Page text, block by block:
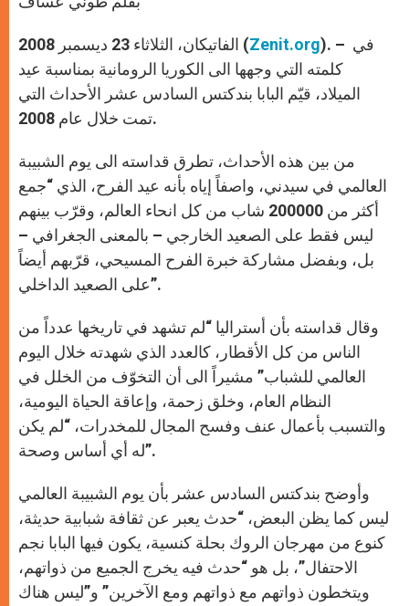
p e k
الفاتيكان، الثلاثاء 23 ديسمبر 2008 (Zenit.org). – في
كلمته التي وجهها الى الكوريا الرومانية بمناسبة عيد
الميلاد، قيّم البابا بندكتس السادس عشر الأحداث التي
تمت خلال عام 2008.
من بين هذه الأحداث، تطرق قداسته الى يوم الشبيبة
العالمي في سيدني، واصفاً إياه بأنه عيد الفرح، الذي “جمع
أكثر من 200000 شاب من كل انحاء العالم، وقرّب بينهم
ليس فقط على الصعيد الخارجي – بالمعنى الجغرافي –
بل، وبفضل مشاركة خبرة الفرح المسيحي، قرّبهم أيضاً
على الصعيد الداخلي”.
وقال قداسته بأن أستراليا “لم تشهد في تاريخها عدداً من
الناس من كل الأقطار، كالعدد الذي شهدته خلال اليوم
العالمي للشباب” مشيراً الى أن التخوّف من الخلل في
النظام العام، وخلق زحمة، وإعاقة الحياة اليومية،
والتسبب بأعمال عنف وفسح المجال للمخدرات، “لم يكن
له أي أساس وصحة”.
وأوضح بندكتس السادس عشر بأن يوم الشبيبة العالمي
ليس كما يظن البعض، “حدث يعبر عن ثقافة شبابية حديثة،
كنوع من مهرجان الروك بحلة كنسية، يكون فيها البابا نجم
الاحتفال”، بل هو “حدث فيه يخرج الجميع من ذواتهم،
ويتخطون ذواتهم مع ذواتهم ومع الآخرين” و”ليس هناك